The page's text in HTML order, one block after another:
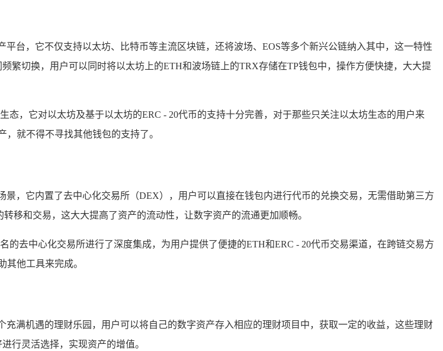
台，它不仅支持以太坊、比特币等主流区块链，还将波场、EOS等多个新兴公链纳入其中，这一特性
繁切换，用户可以同时将以太坊上的ETH和波场链上的TRX存储在TP钱包中，操作方便快捷，大大提
态，它对以太坊及基于以太坊的ERC - 20代币的支持十分完善，对于那些只关注以太坊生态的用户来
就不得不寻找其他钱包的支持了。
，它内置了去中心化交易所（DEX），用户可以直接在钱包内进行代币的兑换交易，无需借助第三方
移和交易，这大大提高了资产的流动性，让数字资产的流通更加顺畅。
去中心化交易所进行了深度集成，为用户提供了便捷的ETH和ERC - 20代币交易渠道，在跨链交易方
其他工具来完成。
满机遇的理财乐园，用户可以将自己的数字资产存入相应的理财项目中，获取一定的收益，这些理财
行灵活选择，实现资产的增值。